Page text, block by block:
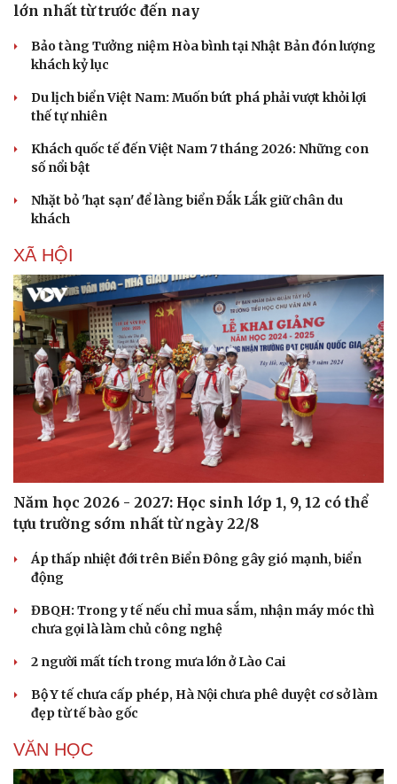
Văn hóa
Sân khấu - Điện ảnh
Văn học
Di sản
Giải trí
Nghệ sĩ
Thời trang
lớn nhất từ trước đến nay
Bảo tàng Tưởng niệm Hòa bình tại Nhật Bản đón lượng
khách kỷ lục
Du lịch biển Việt Nam: Muốn bứt phá phải vượt khỏi lợi
thế tự nhiên
Khách quốc tế đến Việt Nam 7 tháng 2026: Những con
số nổi bật
Nhặt bỏ 'hạt sạn' để làng biển Đắk Lắk giữ chân du
khách
XÃ HỘI
Năm học 2026 - 2027: Học sinh lớp 1, 9, 12 có thể
tựu trường sớm nhất từ ngày 22/8
Áp thấp nhiệt đới trên Biển Đông gây gió mạnh, biển
động
ĐBQH: Trong y tế nếu chỉ mua sắm, nhận máy móc thì
chưa gọi là làm chủ công nghệ
2 người mất tích trong mưa lớn ở Lào Cai
Bộ Y tế chưa cấp phép, Hà Nội chưa phê duyệt cơ sở làm
đẹp từ tế bào gốc
VĂN HỌC